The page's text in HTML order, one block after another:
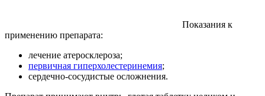
Показания к
применению препарата:
лечение атеросклероза;
первичная гиперхолестеринемия;
сердечно-сосудистые осложнения.